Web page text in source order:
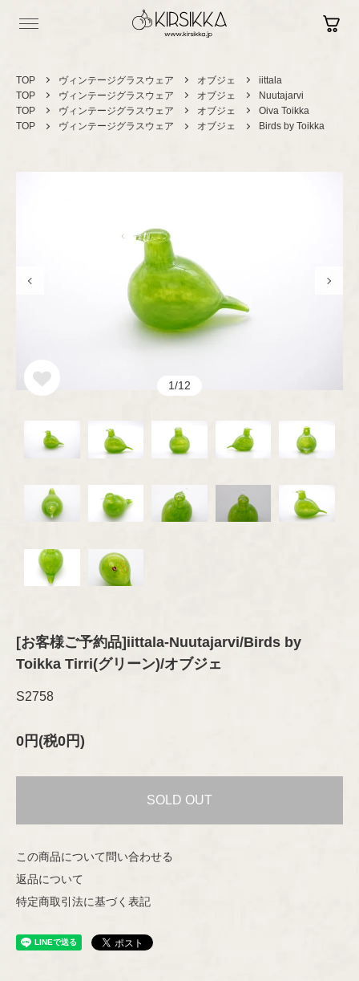
ヴィンテージ
カップ＆ソーサー
その他
その他
琺瑯（ホーロー）
カトラリー
ファブリック
テキスタイル
木製品
書籍
現行品
セラミック
ファブリック
ファッション
ペーパーグッズ
その他
Brand
ARABIA
GUSTAVSBERG
Rörstrand
（GEFLE/KARLSKRONA）
Nuutajärvi
Riihimäen Lasi
marimekko
Aino/Alvar Aalto
Birger Kaipiainen
Gunvor Olin-Grönqvist
Heikki Orvola
Helena Tynell
Jens H.Quistgaard
TOP ヴィンテージグラスウェア オブジェ
iittala
TOP
ヴィンテージグラスウェア オブジェ
Nuutajarvi
TOP
ヴィンテージグラスウェア オブジェ
Oiva Toikka
TOP
ヴィンテージグラスウェア オブジェ Birds by Toikka
1/12
[お客様ご予約品]iittala-Nuutajarvi/Birds by
Toikka Tirri(グリーン)/オブジェ
S2758
0円(税0円)
SOLD OUT
この商品について問い合わせる
返品について
特定商取引法に基づく表記